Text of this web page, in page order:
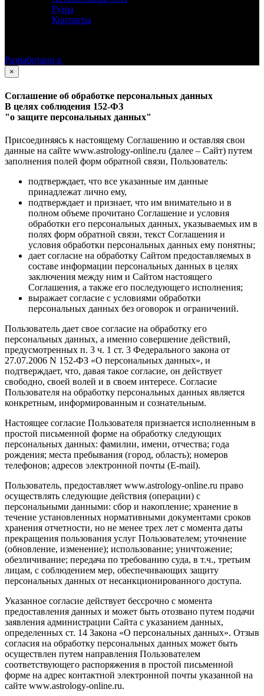
Руны
Контакты
Разработано в
×
Соглашение об обработке персональных данных
В целях соблюдения 152-ФЗ
"о защите персональных данных"
Присоединяясь к настоящему Соглашению и оставляя свои
данные на сайте www.astrology-online.ru (далее – Сайт) путем
заполнения полей форм обратной связи, Пользователь:
подтверждает, что все указанные им данные
принадлежат лично ему,
подтверждает и признает, что им внимательно и в
полном объеме прочитано Соглашение и условия
обработки его персональных данных, указываемых им в
полях форм обратной связи, текст Соглашения и
условия обработки персональных данных ему понятны;
дает согласие на обработку Сайтом предоставляемых в
составе информации персональных данных в целях
заключения между ним и Сайтом настоящего
Соглашения, а также его последующего исполнения;
выражает согласие с условиями обработки
персональных данных без оговорок и ограничений.
Пользователь дает свое согласие на обработку его
персональных данных, а именно совершение действий,
предусмотренных п. 3 ч. 1 ст. 3 Федерального закона от
27.07.2006 N 152-ФЗ «О персональных данных», и
подтверждает, что, давая такое согласие, он действует
свободно, своей волей и в своем интересе. Согласие
Пользователя на обработку персональных данных является
конкретным, информированным и сознательным.
Настоящее согласие Пользователя признается исполненным в
простой письменной форме на обработку следующих
персональных данных: фамилии, имени, отчества; года
рождения; места пребывания (город, область); номеров
телефонов; адресов электронной почты (E-mail).
Пользователь, предоставляет www.astrology-online.ru право
осуществлять следующие действия (операции) с
персональными данными: сбор и накопление; хранение в
течение установленных нормативными документами сроков
хранения отчетности, но не менее трех лет с момента даты
прекращения пользования услуг Пользователем; уточнение
(обновление, изменение); использование; уничтожение;
обезличивание; передача по требованию суда, в т.ч., третьим
лицам, с соблюдением мер, обеспечивающих защиту
персональных данных от несанкционированного доступа.
Указанное согласие действует бессрочно с момента
предоставления данных и может быть отозвано путем подачи
заявления администрации Сайта с указанием данных,
определенных ст. 14 Закона «О персональных данных». Отзыв
согласия на обработку персональных данных может быть
осуществлен путем направления Пользователем
соответствующего распоряжения в простой письменной
форме на адрес контактной электронной почты указанной на
сайте www.astrology-online.ru.